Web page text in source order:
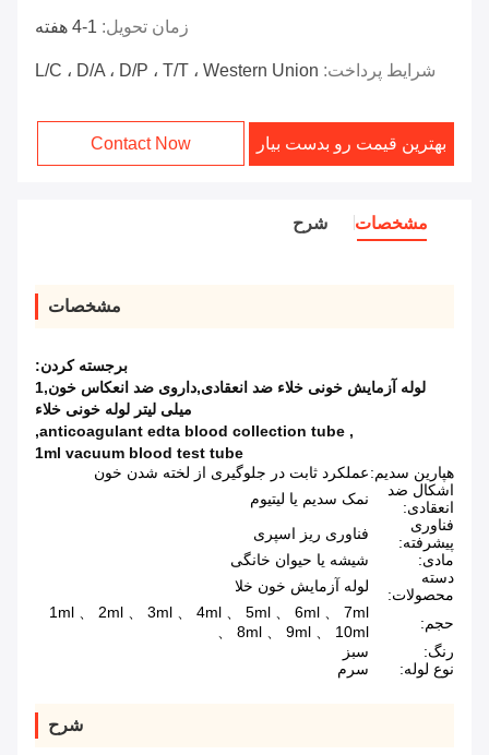
زمان تحویل: 1-4 هفته
شرایط پرداخت: L/C ، D/A ، D/P ، T/T ، Western Union
بهترین قیمت رو بدست بیار Contact Now
مشخصات شرح
مشخصات
برجسته کردن:
لوله آزمایش خونی خلاء ضد انعقادی,داروی ضد انعکاس خون,1
میلی لیتر لوله خونی خلاء
,
anticoagulant edta blood collection tube
,
1ml vacuum blood test tube
هپارین سدیم:عملکرد ثابت در جلوگیری از لخته شدن خون
اشکال ضد
انعقادی:
نمک سدیم یا لیتیوم
فناوری
پیشرفته:
فناوری ریز اسپری
مادی:
شیشه یا حیوان خانگی
دسته
محصولات:
لوله آزمایش خون خلا
حجم:
1ml 、 2ml 、 3ml 、 4ml 、 5ml 、 6ml 、 7ml
、 8ml 、 9ml 、 10ml
رنگ:
سبز
نوع لوله:
سرم
شرح